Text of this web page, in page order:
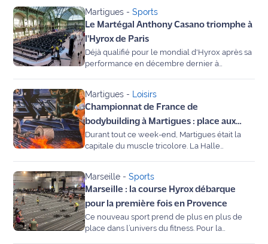
L'anecdote
de Jeff
C'est
club
Les
Coachs
Maritima
plan
sortie
Nous
nominés. Une cérémonie présidée par la
journaliste de Canal +, Margot Dumont
Martigues -Sports
Le Martégal Anthony Casano triomphe à
l'Hyrox de Paris
Déjà qualifié pour le mondial d'Hyrox après sa
performance en décembre dernier à
remportant ce week-end l'épreuve de Paris
au Grand Palais.
Martigues -
Loisirs
Championnat de France de
bodybuilding à Martigues : place aux
Amazones !
Durant tout ce week-end, Martigues était la
capitale du muscle tricolore. La Halle
Montagne, a découvert ce milieu tout en
muscles et partage son expérience.
Marseille -Sports
Marseille : la course Hyrox débarque
pour la première fois en Provence
Ce nouveau sport prend de plus en plus de
place dans l’univers du fitness. Pour la